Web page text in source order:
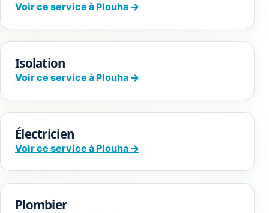
Voir ce service à Plouha →
Isolation
Voir ce service à Plouha →
Électricien
Voir ce service à Plouha →
Plombier